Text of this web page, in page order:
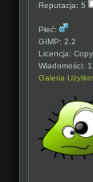
Reputacja: 5
Płeć:
GIMP: 2.2
Licencja:
Wiadomości:
Galeria